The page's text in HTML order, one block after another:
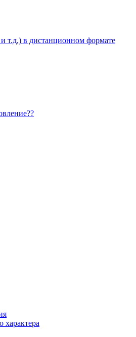
т.д.) в дистанционном формате
характера